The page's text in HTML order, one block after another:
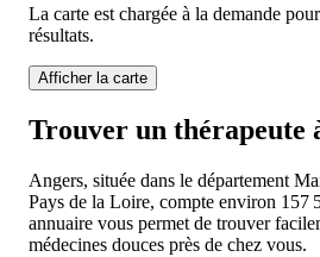
La carte est chargée à la demande
résultats.
Afficher la carte
Trouver un thérapeute
Angers, située dans le département
Pays de la Loire, compte environ 157
annuaire vous permet de trouver
médecines douces près de chez vous.